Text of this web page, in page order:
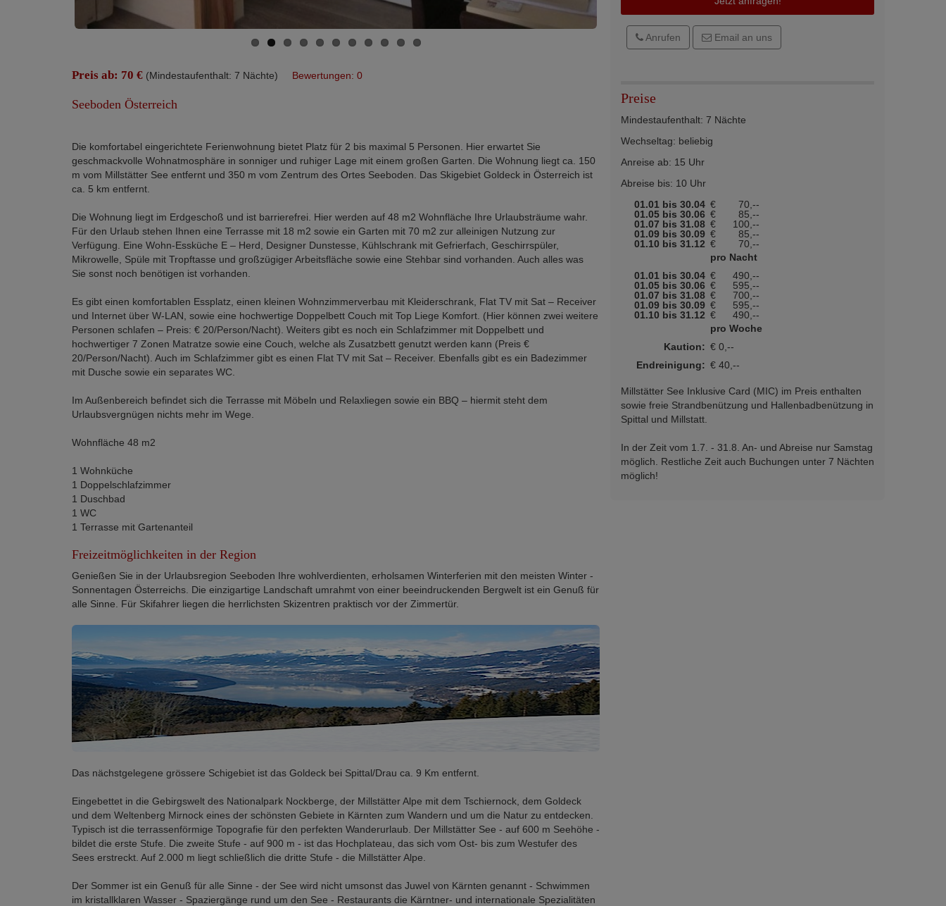
Preis ab: 70 € (Mindestaufenthalt: 7 Nächte) Bewertungen: 0
Seeboden Österreich
Die komfortabel eingerichtete Ferienwohnung bietet Platz für 2 bis maximal 5 Personen. Hier erwartet Sie
geschmackvolle Wohnatmosphäre in sonniger und ruhiger Lage mit einem großen Garten. Die Wohnung liegt ca. 150
m vom Millstätter See entfernt und 350 m vom Zentrum des Ortes Seeboden. Das Skigebiet Goldeck in Österreich ist
ca. 5 km entfernt.
Die Wohnung liegt im Erdgeschoß und ist barrierefrei. Hier werden auf 48 m2 Wohnfläche Ihre Urlaubsträume wahr.
Für den Urlaub stehen Ihnen eine Terrasse mit 18 m2 sowie ein Garten mit 70 m2 zur alleinigen Nutzung zur
Verfügung. Eine Wohn-Essküche E – Herd, Designer Dunstesse, Kühlschrank mit Gefrierfach, Geschirrspüler,
Mikrowelle, Spüle mit Tropftasse und großzügiger Arbeitsfläche sowie eine Stehbar sind vorhanden. Auch alles was
Sie sonst noch benötigen ist vorhanden.
Es gibt einen komfortablen Essplatz, einen kleinen Wohnzimmerverbau mit Kleiderschrank, Flat TV mit Sat – Receiver
und Internet über W-LAN, sowie eine hochwertige Doppelbett Couch mit Top Liege Komfort. (Hier können zwei weitere
Personen schlafen – Preis: € 20/Person/Nacht). Weiters gibt es noch ein Schlafzimmer mit Doppelbett und
hochwertiger 7 Zonen Matratze sowie eine Couch, welche als Zusatzbett genutzt werden kann (Preis €
20/Person/Nacht). Auch im Schlafzimmer gibt es einen Flat TV mit Sat – Receiver. Ebenfalls gibt es ein Badezimmer
mit Dusche sowie ein separates WC.
Im Außenbereich befindet sich die Terrasse mit Möbeln und Relaxliegen sowie ein BBQ – hiermit steht dem
Urlaubsvergnügen nichts mehr im Wege.
Wohnfläche 48 m2
1 Wohnküche
1 Doppelschlafzimmer
1 Duschbad
1 WC
1 Terrasse mit Gartenanteil
Freizeitmöglichkeiten in der Region
Genießen Sie in der Urlaubsregion Seeboden Ihre wohlverdienten, erholsamen Winterferien mit den meisten Winter -
Sonnentagen Österreichs. Die einzigartige Landschaft umrahmt von einer beeindruckenden Bergwelt ist ein Genuß für
alle Sinne. Für Skifahrer liegen die herrlichsten Skizentren praktisch vor der Zimmertür.
Das nächstgelegene grössere Schigebiet ist das Goldeck bei Spittal/Drau ca. 9 Km entfernt.
Eingebettet in die Gebirgswelt des Nationalpark Nockberge, der Millstätter Alpe mit dem Tschiernock, dem Goldeck
und dem Weltenberg Mirnock eines der schönsten Gebiete in Kärnten zum Wandern und um die Natur zu entdecken.
Typisch ist die terrassenförmige Topografie für den perfekten Wanderurlaub. Der Millstätter See - auf 600 m Seehöhe -
bildet die erste Stufe. Die zweite Stufe - auf 900 m - ist das Hochplateau, das sich vom Ost- bis zum Westufer des
Sees erstreckt. Auf 2.000 m liegt schließlich die dritte Stufe - die Millstätter Alpe.
Der Sommer ist ein Genuß für alle Sinne - der See wird nicht umsonst das Juwel von Kärnten genannt - Schwimmen
im kristallklaren Wasser - Spaziergänge rund um den See - Restaurants die Kärntner- und internationale Spezialitäten
Anrufen Email an uns
Preise
Mindestaufenthalt: 7 Nächte
Wechseltag: beliebig
Anreise ab: 15 Uhr
Abreise bis: 10 Uhr
01.01 bis 30.04 €
70,--
01.05 bis 30.06 €
85,--
01.07 bis 31.08 €
100,--
01.09 bis 30.09 €
85,--
01.10 bis 31.12 €
70,--
pro Nacht
01.01 bis 30.04 €
490,--
01.05 bis 30.06 €
595,--
01.07 bis 31.08 €
700,--
01.09 bis 30.09 €
595,--
01.10 bis 31.12 €
490,--
pro Woche
Kaution: € 0,--
Endreinigung: € 40,--
Millstätter See Inklusive Card (MIC) im Preis enthalten
sowie freie Strandbenützung und Hallenbadbenützung in
Spittal und Millstatt.
In der Zeit vom 1.7. - 31.8. An- und Abreise nur Samstag
möglich. Restliche Zeit auch Buchungen unter 7 Nächten
möglich!